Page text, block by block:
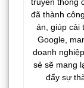
truyền thông
đã thành
án, giúp cải
Google,
doanh
sẻ sẽ mang
đẩy sự